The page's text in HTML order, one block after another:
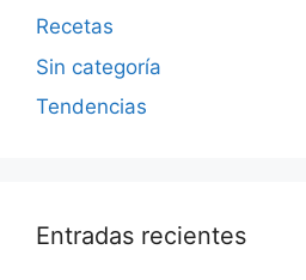
Recetas
Sin categoría
Tendencias
Entradas recientes